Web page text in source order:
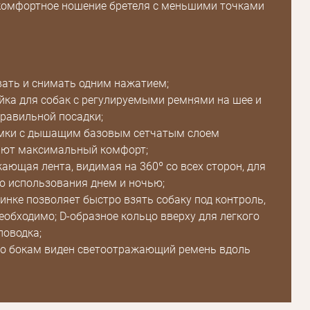
ношение бретеля с меньшими точками
и снимать одним нажатием;
для собак с регулируемыми ремнями на шее и
посадки;
с дышащим базовым сетчатым слоем
максимальный комфорт;
лента, видимая на 360º со всех сторон, для
использования днем ​​и ночью;
позволяет быстро взять собаку под контроль,
D-образное кольцо вверху для легкого
бокам виден светоотражающий ремень вдоль